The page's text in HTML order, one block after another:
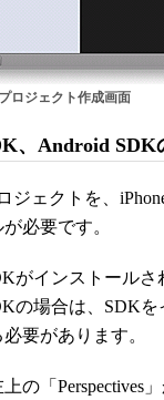
ロジェクト作成画面
、Android SDK
ジェクトを、
必要です。
がインストールさ
の場合は、SDKを
要があります。
の「Perspectives